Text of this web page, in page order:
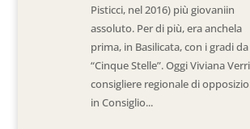
Pisticci, nel 2016) più giovaniin
assoluto. Per di più, era anchela
prima, in Basilicata, con i gradi da
“Cinque Stelle”. Oggi Viviana
consigliere regionale di
in Consiglio...